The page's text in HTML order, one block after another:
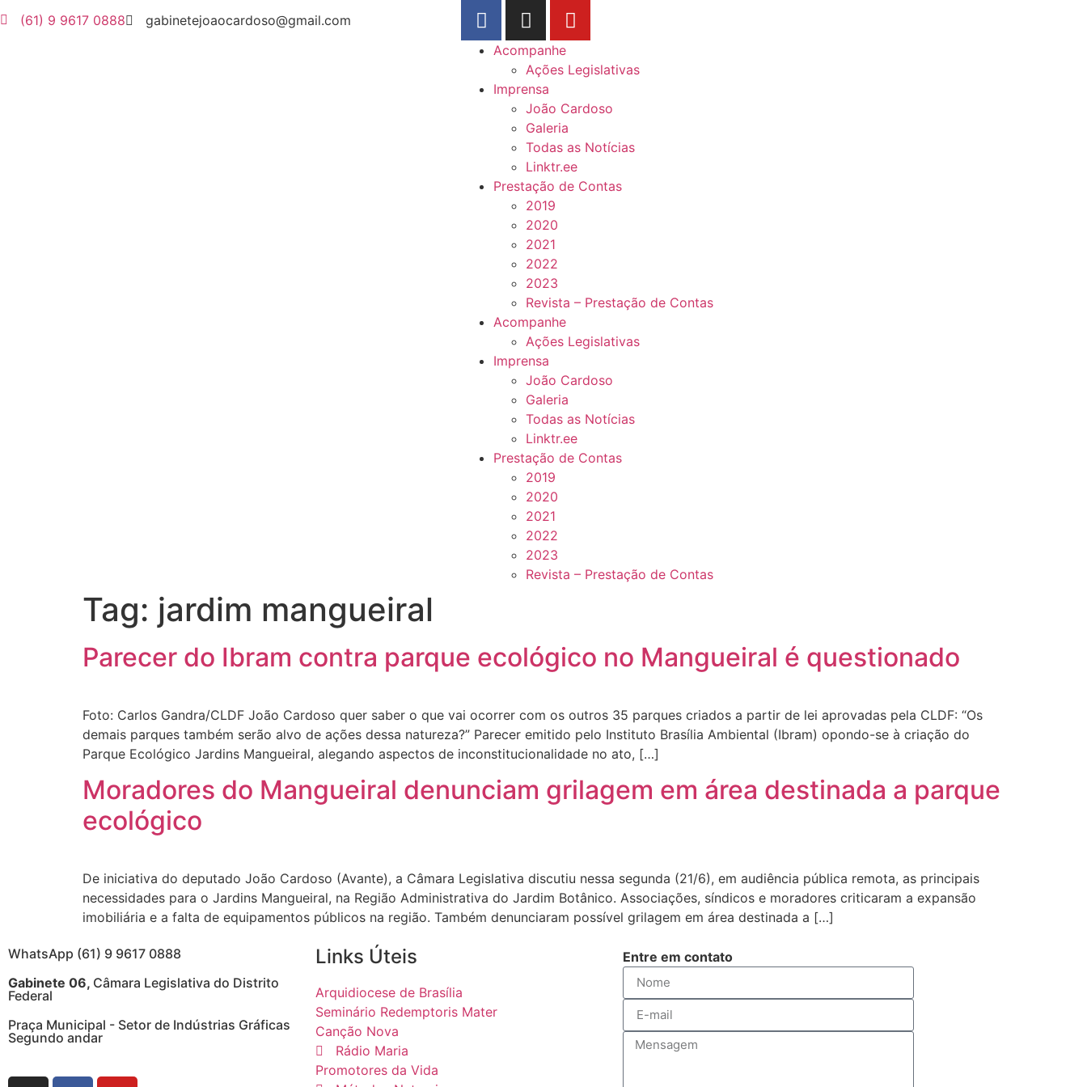
(61) 9 9617 0888
gabinetejoaocardoso@gmail.com
Acompanhe
Ações Legislativas
Imprensa
João Cardoso
Galeria
Todas as Notícias
Linktr.ee
Prestação de Contas
2019
2020
2021
2022
2023
Revista – Prestação de Contas
Acompanhe
Ações Legislativas
Imprensa
João Cardoso
Galeria
Todas as Notícias
Linktr.ee
Prestação de Contas
2019
2020
2021
2022
2023
Revista – Prestação de Contas
Tag: jardim mangueiral
Parecer do Ibram contra parque ecológico no Mangueiral é questionado
Foto: Carlos Gandra/CLDF João Cardoso quer saber o que vai ocorrer com os outros 35 parques criados a partir de lei aprovadas pela CLDF: “Os
demais parques também serão alvo de ações dessa natureza?” Parecer emitido pelo Instituto Brasília Ambiental (Ibram) opondo-se à criação do
Parque Ecológico Jardins Mangueiral, alegando aspectos de inconstitucionalidade no ato, […]
Moradores do Mangueiral denunciam grilagem em área destinada a parque
ecológico
De iniciativa do deputado João Cardoso (Avante), a Câmara Legislativa discutiu nessa segunda (21/6), em audiência pública remota, as principais
necessidades para o Jardins Mangueiral, na Região Administrativa do Jardim Botânico. Associações, síndicos e moradores criticaram a expansão
imobiliária e a falta de equipamentos públicos na região. Também denunciaram possível grilagem em área destinada a […]
WhatsApp (61) 9 9617 0888
Gabinete 06, Câmara Legislativa do Distrito
Federal
Praça Municipal - Setor de Indústrias Gráficas
Segundo andar
Links Úteis
Arquidiocese de Brasília
Seminário Redemptoris Mater
Canção Nova
Rádio Maria
Promotores da Vida
Entre em contato